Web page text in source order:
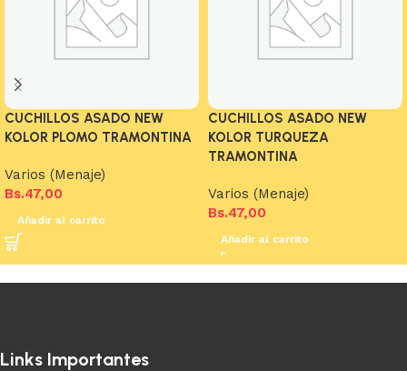
CUCHILLOS ASADO NEW
KOLOR PLOMO TRAMONTINA
Varios (Menaje)
Bs.47,00
Añadir al carrito
CUCHILLOS ASADO NEW
KOLOR TURQUEZA
TRAMONTINA
Varios (Menaje)
Bs.47,00
Añadir al carrito
Links Importantes